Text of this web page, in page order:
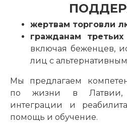
жертвам торговли
гражданам
включая беженцев,
лиц с альтернативным
Мы предлагаем
по жизни в Латвии,
интеграции и
помощь и обучение.